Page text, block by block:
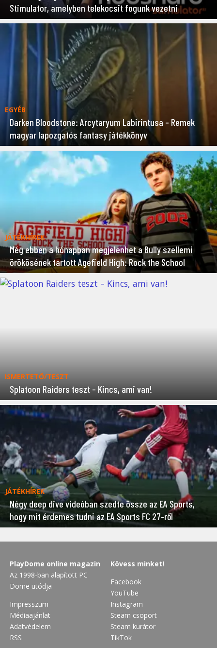
Stimulator, amelyben telekocsit fogunk vezetni
EGYÉB
Darken Bloodstone: Arcytaryum Labirintusa – Remek
magyar lapozgatós fantasy játékkönyv
JÁTÉKHÍREK
Még ebben a hónapban megjelenhet a Bully szellemi
örökösének tartott Agefield High: Rock the School
ISMERTETŐ/TESZT
Splatoon Raiders teszt – Kincs, ami van!
JÁTÉKHÍREK
Négy deep dive videóban szedte össze az EA Sports,
hogy mit érdemes tudni az EA Sports FC 27-ről
PlayDome online magazin
Az 1998-ban alapított PC
Dome utódja
Impresszum
Médiaajánlat
Adatvédelem
RSS
Kövess minket!
Facebook
YouTube
Instagram
Steam csoport
Steam kurátor
TikTok